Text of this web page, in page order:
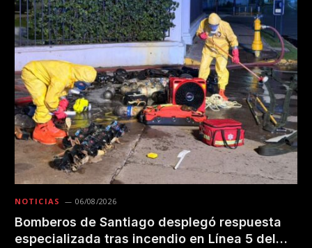
NOTICIAS 06/08/2026
Bomberos de Santiago desplegó respuesta
especializada tras incendio en Línea 5 del